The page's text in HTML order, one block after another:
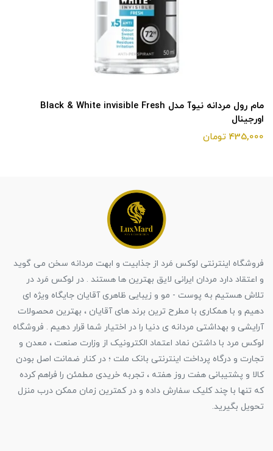
مام رول مردانه نیوآ مدل Black & White invisible Fresh
اورجینال
435,000 تومان
فروشگاه اینترنتی لوکس مَرد از جذابیت و ابهت مردانه سخن می گوید
و اعتقاد دارد مردان ایرانی لایق بهترین ها هستند . در لوکس مَرد در
تلاش هستیم به پوست - مو و زیبایی ظاهری آقایان جایگاه ویژه ای
دهیم و با همکاری با مطرح ترین برند های آقایان ، بهترین محصولات
آرایشی و بهداشتی مردانه ی دنیا را در اختیار شما قرار دهیم . فروشگاه
لوکس مرد با داشتن نماد اعتماد الکترونیک از وزارت صنعت ، معدن و
تجارت و درگاه پرداخت اینترنتی بانک ملت ؛ در کنار ضمانت اصل بودن
کالا و پشتیبانی هفت روز هفته ، تجربه خریدی مطمئن را فراهم کرده
که تنها با چند کلیک سفارش داده و در کمترین زمان ممکن درب منزل
تحویل بگیرید.